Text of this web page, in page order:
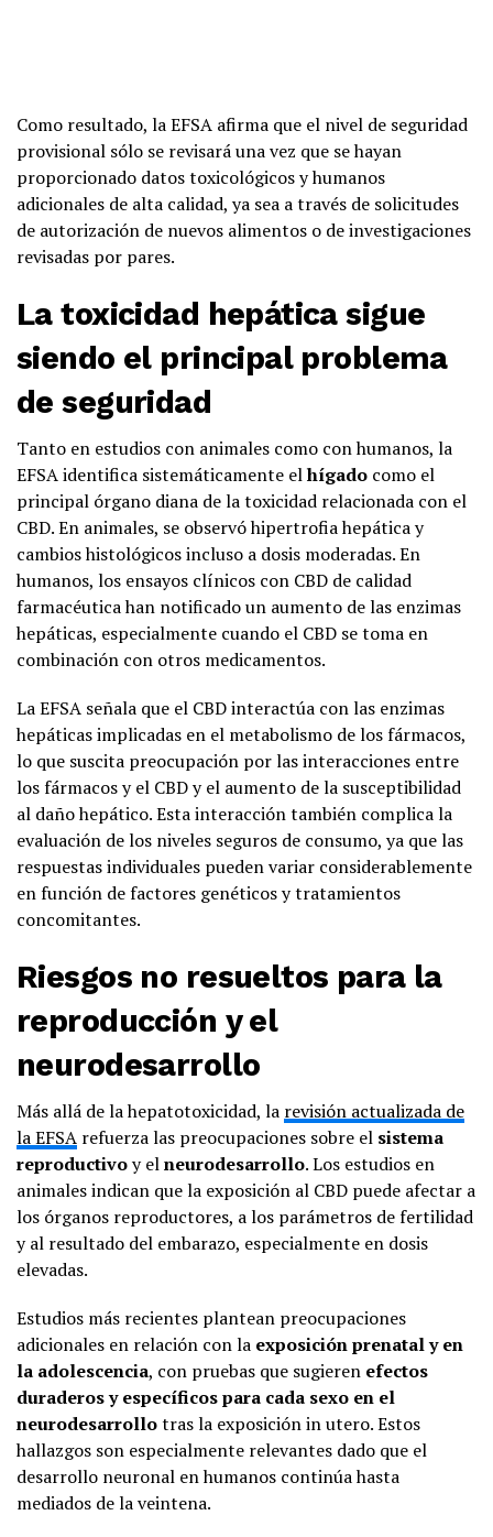
Como resultado, la EFSA afirma que el nivel de seguridad
provisional sólo se revisará una vez que se hayan
proporcionado datos toxicológicos y humanos
adicionales de alta calidad, ya sea a través de solicitudes
de autorización de nuevos alimentos o de investigaciones
revisadas por pares.
La toxicidad hepática sigue
siendo el principal problema
de seguridad
Tanto en estudios con animales como con humanos, la
EFSA identifica sistemáticamente elhígado como el
principal órgano diana de la toxicidad relacionada con el
CBD. En animales, se observó hipertrofia hepática y
cambios histológicos incluso a dosis moderadas. En
humanos, los ensayos clínicos con CBD de calidad
farmacéutica han notificado un aumento de las enzimas
hepáticas, especialmente cuando el CBD se toma en
combinación con otros medicamentos.
La EFSA señala que el CBD interactúa con las enzimas
hepáticas implicadas en el metabolismo de los fármacos,
lo que suscita preocupación por las interacciones entre
los fármacos y el CBD y el aumento de la susceptibilidad
al daño hepático. Esta interacción también complica la
evaluación de los niveles seguros de consumo, ya que las
respuestas individuales pueden variar considerablemente
en función de factores genéticos y tratamientos
concomitantes.
Riesgos no resueltos para la
reproducción y el
neurodesarrollo
Más allá de la hepatotoxicidad, la revisión actualizada de
la EFSA refuerza las preocupaciones sobre el sistema
reproductivoy elneurodesarrollo. Los estudios en
animales indican que la exposición al CBD puede afectar a
los órganos reproductores, a los parámetros de fertilidad
y al resultado del embarazo, especialmente en dosis
elevadas.
Estudios más recientes plantean preocupaciones
adicionales en relación con la exposición prenatal y en
la adolescencia, con pruebas que sugieren efectos
duraderos y específicos para cada sexo en el
neurodesarrollotras la exposición in utero. Estos
hallazgos son especialmente relevantes dado que el
desarrollo neuronal en humanos continúa hasta
mediados de la veintena.